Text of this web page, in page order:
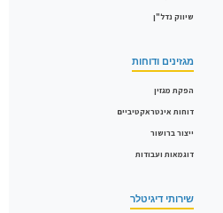
שיווק נדל"ן
מגזינים ודוחות
הפקת מגזין
דוחות אינטראקטיביים
ייצור ברושור
דוגמאות ועבודות
שירותי דיגיטלר